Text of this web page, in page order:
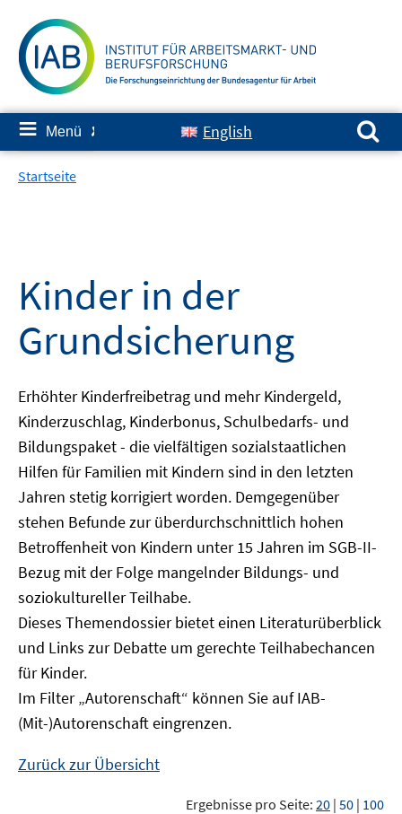
zum
Inhalt
≡ Menü ✘ English
Suchen nach:
Startseite
Kinder in der
Grundsicherung
Erhöhter Kinderfreibetrag und mehr Kindergeld,
Kinderzuschlag, Kinderbonus, Schulbedarfs- und
Bildungspaket - die vielfältigen sozialstaatlichen
Hilfen für Familien mit Kindern sind in den letzten
Jahren stetig korrigiert worden. Demgegenüber
stehen Befunde zur überdurchschnittlich hohen
Betroffenheit von Kindern unter 15 Jahren im SGB-II-
Bezug mit der Folge mangelnder Bildungs- und
soziokultureller Teilhabe.
Dieses Themendossier bietet einen Literaturüberblick
und Links zur Debatte um gerechte Teilhabechancen
für Kinder.
Im Filter „Autorenschaft“ können Sie auf IAB-
(Mit-)Autorenschaft eingrenzen.
Zurück zur Übersicht
Ergebnisse pro Seite: 20 | 50 | 100